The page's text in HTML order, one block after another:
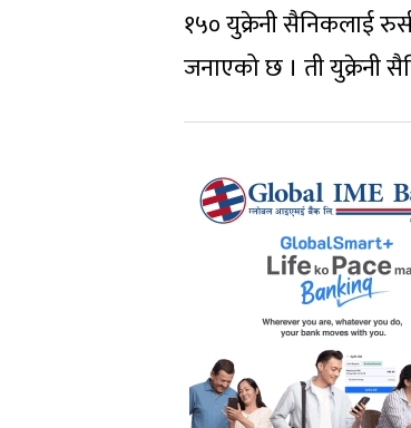
१५० युक्रेनी सैनिकलाई
जनाएको छ । ती युक्रेनी